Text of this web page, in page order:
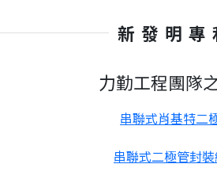
新發明專
力勤工程團隊
串聯式肖基特二
串聯式二極管封